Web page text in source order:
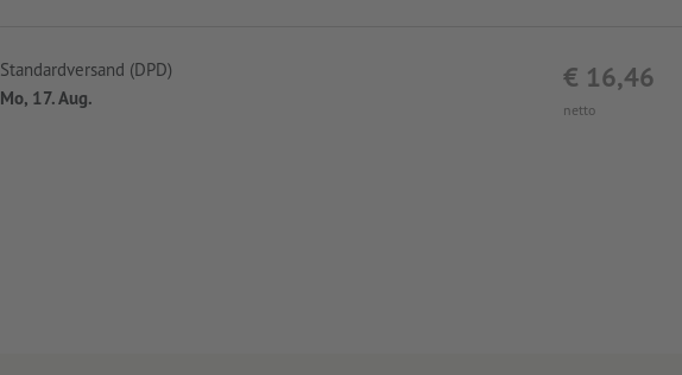
netto
€ 16,46
Standardversand (DPD)
Mo, 17. Aug.